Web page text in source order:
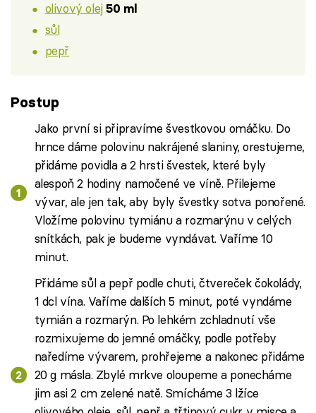
olivový olej 50 ml
sůl
pepř
Postup
Jako první si připravíme švestkovou omáčku. Do
hrnce dáme polovinu nakrájené slaniny, orestujeme,
přidáme povidla a 2 hrsti švestek, které byly
alespoň 2 hodiny namočené ve víně. Přilejeme
vývar, ale jen tak, aby byly švestky sotva ponořené.
Vložíme polovinu tymiánu a rozmarýnu v celých
snítkách, pak je budeme vyndávat. Vaříme 10
minut.
Přidáme sůl a pepř podle chuti, čtvereček čokolády,
1 dcl vína. Vaříme dalších 5 minut, poté vyndáme
tymián a rozmarýn. Po lehkém zchladnutí vše
rozmixujeme do jemné omáčky, podle potřeby
naředíme vývarem, prohřejeme a nakonec přidáme
20 g másla. Zbylé mrkve oloupeme a ponecháme
jim asi 2 cm zelené natě. Smícháme 3 lžíce